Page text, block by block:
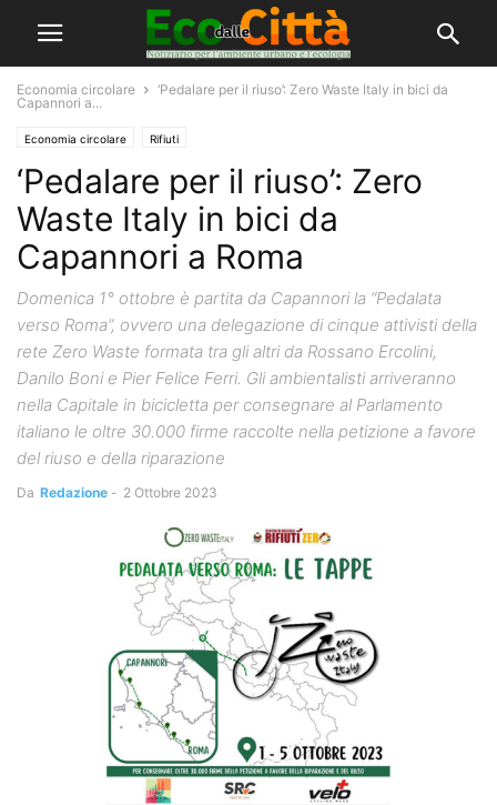
Economia circolare
‘Pedalare per il riuso’: Zero Waste Italy in bici da
Capannori a...
Economia circolare Rifiuti
‘Pedalare per il riuso’: Zero
Waste Italy in bici da
Capannori a Roma
Domenica 1° ottobre è partita da Capannori la “Pedalata
verso Roma”, ovvero una delegazione di cinque attivisti della
rete Zero Waste formata tra gli altri da Rossano Ercolini,
Danilo Boni e Pier Felice Ferri. Gli ambientalisti arriveranno
nella Capitale in bicicletta per consegnare al Parlamento
italiano le oltre 30.000 firme raccolte nella petizione a favore
del riuso e della riparazione
Da Redazione - 2 Ottobre 2023